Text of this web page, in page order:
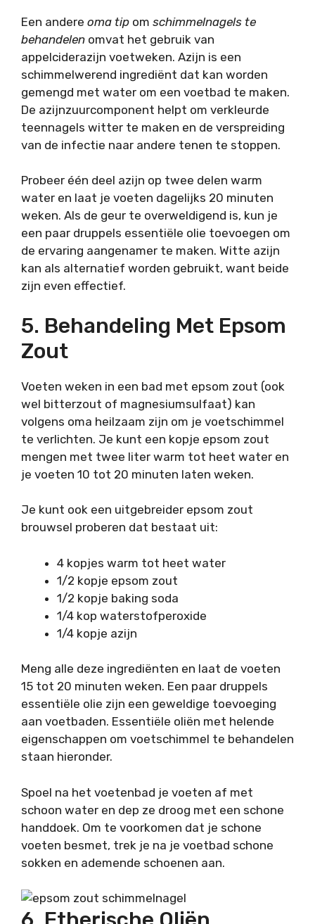
Een andere oma tip om schimmelnagels te
behandelen omvat het gebruik van
appelciderazijn voetweken. Azijn is een
schimmelwerend ingrediënt dat kan worden
gemengd met water om een voetbad te maken.
De azijnzuurcomponent helpt om verkleurde
teennagels witter te maken en de verspreiding
van de infectie naar andere tenen te stoppen.
Probeer één deel azijn op twee delen warm
water en laat je voeten dagelijks 20 minuten
weken. Als de geur te overweldigend is, kun je
een paar druppels essentiële olie toevoegen om
de ervaring aangenamer te maken. Witte azijn
kan als alternatief worden gebruikt, want beide
zijn even effectief.
5. Behandeling Met Epsom
Zout
Voeten weken in een bad met epsom zout (ook
wel bitterzout of magnesiumsulfaat) kan
volgens oma heilzaam zijn om je voetschimmel
te verlichten. Je kunt een kopje epsom zout
mengen met twee liter warm tot heet water en
je voeten 10 tot 20 minuten laten weken.
Je kunt ook een uitgebreider epsom zout
brouwsel proberen dat bestaat uit:
4 kopjes warm tot heet water
1/2 kopje epsom zout
1/2 kopje baking soda
1/4 kop waterstofperoxide
1/4 kopje azijn
Meng alle deze ingrediënten en laat de voeten
15 tot 20 minuten weken. Een paar druppels
essentiële olie zijn een geweldige toevoeging
aan voetbaden. Essentiële oliën met helende
eigenschappen om voetschimmel te behandelen
staan hieronder.
Spoel na het voetenbad je voeten af met
schoon water en dep ze droog met een schone
handdoek. Om te voorkomen dat je schone
voeten besmet, trek je na je voetbad schone
sokken en ademende schoenen aan.